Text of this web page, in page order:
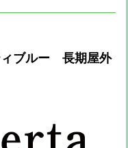
ブルー 長期屋外